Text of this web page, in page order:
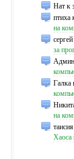
Натк
птиха
на
сергей
за
Админ
Галка
на
таисия